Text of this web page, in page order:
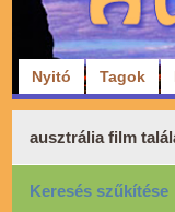
Nyitó Tagok
ausztrália film
Keresés szűkítése